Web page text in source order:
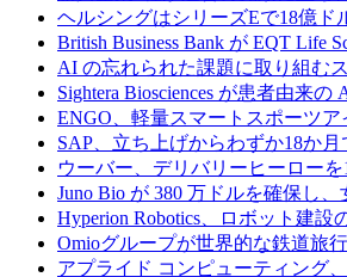
ヘルシングはシリーズEで18億ド
British Business Bank が EQT Life
AI の忘れられた課題に取り組む
Sightera Biosciences が患者由来
ENGO、軽量スマートスポーツ
SAP、立ち上げからわずか18か
ウーバー、デリバリーヒーロー
Juno Bio が 380 万ドルを確保し
Hyperion Robotics、ロボット建設
Omioグループが世界的な鉄道旅
アプライド コンピューティング